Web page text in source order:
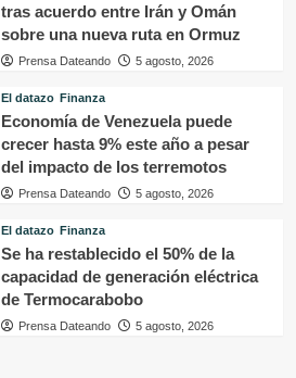
tras acuerdo entre Irán y Omán
sobre una nueva ruta en Ormuz
Prensa Dateando 5 agosto, 2026
El datazo Finanza
Economía de Venezuela puede
crecer hasta 9% este año a pesar
del impacto de los terremotos
Prensa Dateando 5 agosto, 2026
El datazo Finanza
Se ha restablecido el 50% de la
capacidad de generación eléctrica
de Termocarabobo
Prensa Dateando 5 agosto, 2026